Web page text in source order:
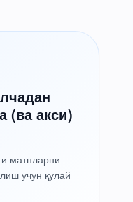
(ва акси)
матнларни
учун қулай